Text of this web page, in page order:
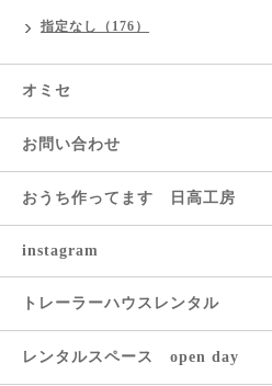
指定なし（176）
オミセ
お問い合わせ
おうち作ってます 日高工房
instagram
トレーラーハウスレンタル
レンタルスペース open day